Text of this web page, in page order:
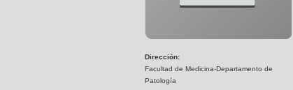
Dirección:
Facultad de Medicina-Departamento de
Patología